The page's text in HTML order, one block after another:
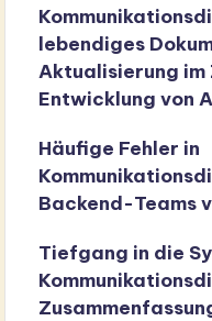
lebendiges
Aktualisierung im
Entwicklung von
Häufige Fehler in
Backend-Teams
Tiefgang in die